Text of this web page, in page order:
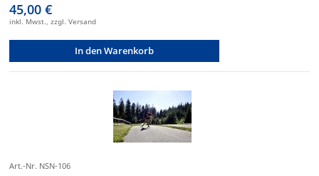
45,00 €
inkl. Mwst., zzgl. Versand
In den Warenkorb
Art.-Nr. NSN-106